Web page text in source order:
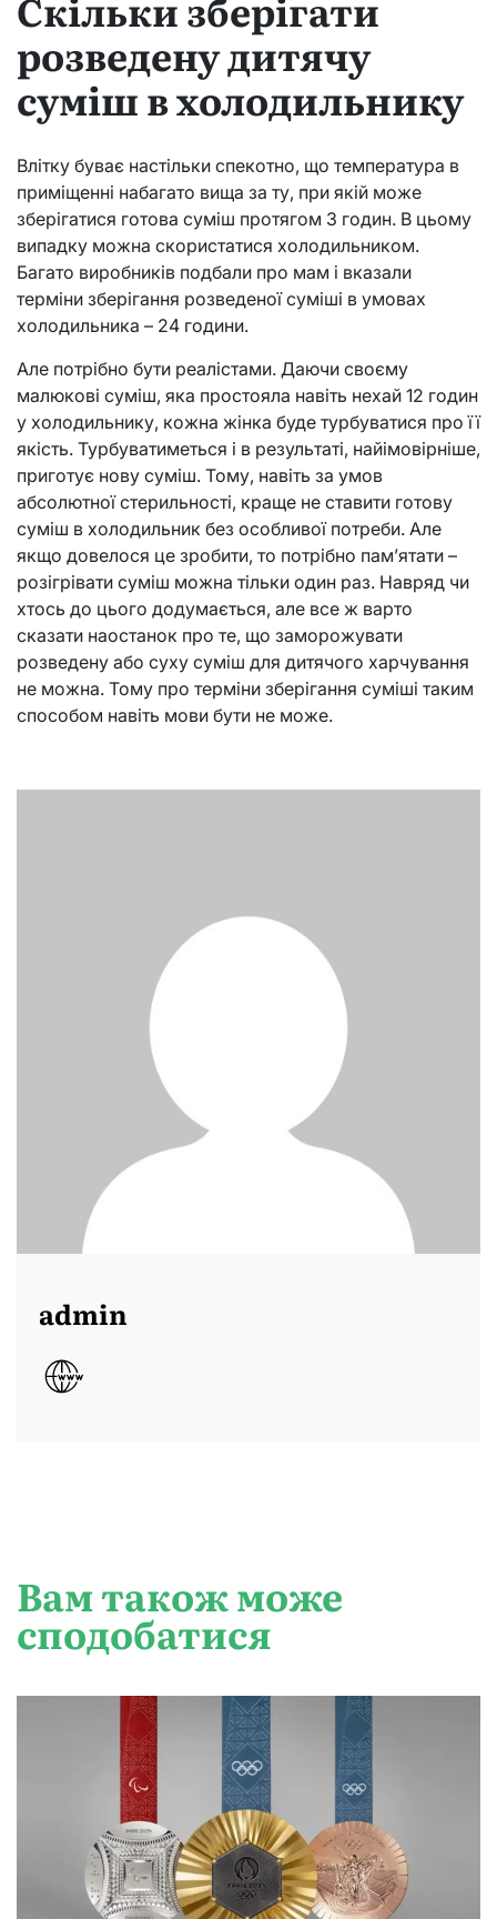
розведену дитячу
суміш в холодильнику
Влітку буває настільки спекотно, що температура в
приміщенні набагато вища за ту, при якій може
зберігатися готова суміш протягом 3 годин. В цьому
випадку можна скористатися холодильником.
Багато виробників подбали про мам і вказали
терміни зберігання розведеної суміші в умовах
холодильника – 24 години.
Але потрібно бути реалістами. Даючи своєму
малюкові суміш, яка простояла навіть нехай 12 годин
у холодильнику, кожна жінка буде турбуватися про її
якість. Турбуватиметься і в результаті, найімовірніше,
приготує нову суміш. Тому, навіть за умов
абсолютної стерильності, краще не ставити готову
суміш в холодильник без особливої ​​потреби. Але
якщо довелося це зробити, то потрібно пам’ятати –
розігрівати суміш можна тільки один раз. Навряд чи
хтось до цього додумається, але все ж варто
сказати наостанок про те, що заморожувати
розведену або суху суміш для дитячого харчування
не можна. Тому про терміни зберігання суміші таким
способом навіть мови бути не може.
admin
Вам також може
сподобатися